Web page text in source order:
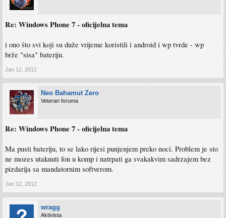
Re: Windows Phone 7 - oficijelna tema
i ono što svi koji su duže vrijeme koristili i android i wp tvrde - wp
brže "sisa" bateriju.
Jan 12, 2012
Neo Bahamut Zero
Veteran foruma
Re: Windows Phone 7 - oficijelna tema
Ma pusti bateriju, to se lako rijesi punjenjem preko noci. Problem je sto
ne mozes utaknuti fon u komp i natrpati ga svakakvim sadrzajem bez
pizdarija sa mandatornim softverom.
Jan 12, 2012
wragg
Aktivista